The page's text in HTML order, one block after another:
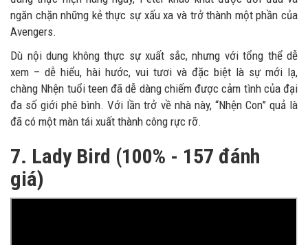
ngăn chặn những kẻ thực sự xấu xa và trở thành một phần của
Avengers.
Dù nội dung không thực sự xuất sắc, nhưng với tổng thể dễ
xem – dễ hiểu, hài hước, vui tươi và đặc biệt là sự mới lạ,
chàng Nhện tuổi teen đã dễ dàng chiếm được cảm tình của đại
đa số giới phê bình. Với lần trở về nhà này, “Nhện Con” quả là
đã có một màn tái xuất thành công rực rỡ.
7. Lady Bird (100% - 157 đánh
giá)